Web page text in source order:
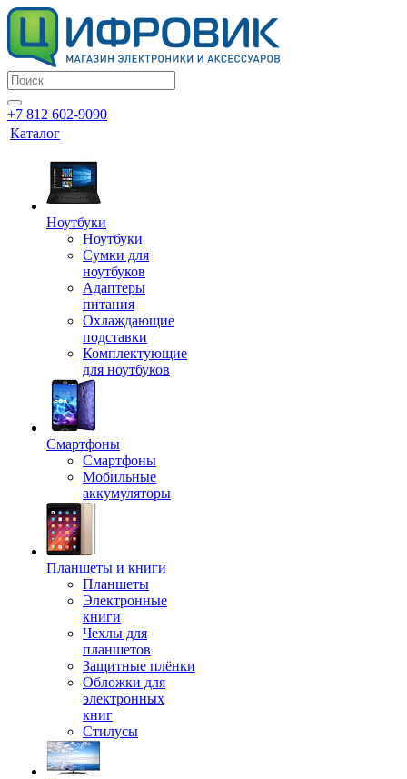
+7 812 602-9090
Каталог
Ноутбуки
Ноутбуки
Сумки для
ноутбуков
Адаптеры
питания
Охлаждающие
подставки
Комплектующие
для ноутбуков
Смартфоны
Смартфоны
Мобильные
аккумуляторы
Планшеты и книги
Планшеты
Электронные
книги
Чехлы для
планшетов
Защитные плёнки
Обложки для
электронных
книг
Стилусы